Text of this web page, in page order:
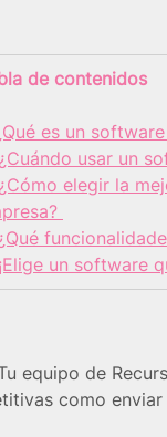
de contenidos
es un
usar un
elegir la
un software
equipo de
como